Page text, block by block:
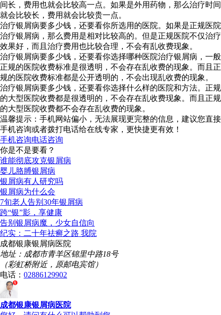
间长，费用也就会比较高一点。如果是外用药物，那么治疗时间
就会比较长，费用就会比较贵一点。
治疗银屑病要多少钱，还要看你所选用的医院。如果是正规医院
治疗银屑病，那么费用是相对比较高的。但是正规医院不仅治疗
效果好，而且治疗费用也比较合理，不会有乱收费现象。
治疗银屑病要多少钱，还要看你选择哪种医院治疗银屑病，一般
正规的医院收费标准是很透明，不会存在乱收费的现象。而且正
规的医院收费标准都是公开透明的，不会出现乱收费的现象。
治疗银屑病要多少钱，还要看你选择什么样的医院和方法。正规
的大型医院收费都是很透明的，不会存在乱收费现象。而且正规
的大型医院收费都不会存在乱收费的现象。
温馨提示：手机网站偏小，无法展现更完整的信息，建议您直接
手机咨询或者拨打电话给在线专家，更快捷更有效！
手机咨询电话咨询
你是不是要看？
谁能彻底攻克银屑病
婴儿胳膊银屑病
银屑病有人研究吗
银屑病为什么会
7旬老人告别30年银屑病
跨“银”影，享健康
告别银屑病魔，少女自信向
纪实：二十年祛癣之路 我院
成都银康银屑病医院
地址：成都市青羊区锦里中路18号
（彩虹桥附近，原邮电宾馆）
电话： 02886129902
成都银康银屑病医院